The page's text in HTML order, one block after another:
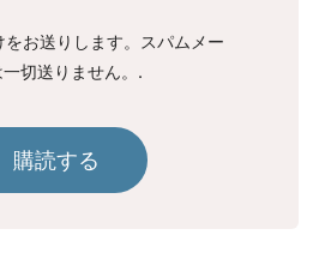
お送りします。スパムメー
一切送りません。.
購読する